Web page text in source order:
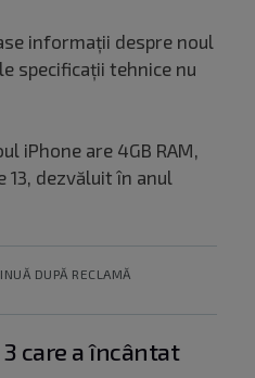
informații despre noul
specificații tehnice nu
iPhone are 4GB RAM,
13, dezvăluit în anul
DUPĂ RECLAMĂ
care a încântat